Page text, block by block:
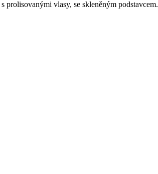
prolisovanými vlasy, se skleněným podstavcem.